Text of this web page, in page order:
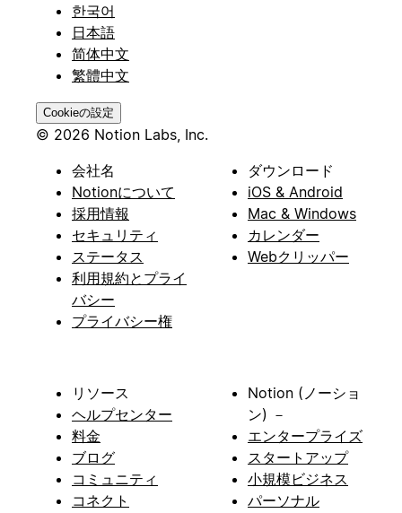
한국어
日本語
简体中文
繁體中文
Cookieの設定
© 2026 Notion Labs, Inc.
会社名
Notionについて
採用情報
セキュリティ
ステータス
利用規約とプライ
バシー
プライバシー権
ダウンロード
iOS & Android
Mac & Windows
カレンダー
Webクリッパー
リソース
ヘルプセンター
料金
ブログ
コミュニティ
コネクト
Notion (ノーショ
ン) －
エンタープライズ
スタートアップ
小規模ビジネス
パーソナル